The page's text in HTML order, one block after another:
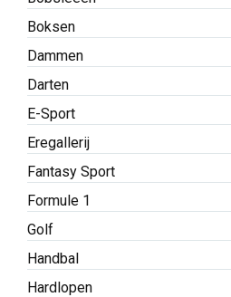
Boksen
Dammen
Darten
E-Sport
Eregallerij
Fantasy Sport
Formule 1
Golf
Handbal
Hardlopen